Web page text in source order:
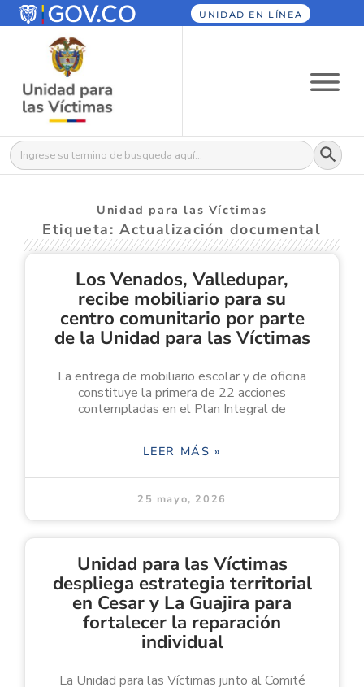
UNIDAD EN LÍNEA
Buscar: Botón
Unidad para las Víctimas
Etiqueta: Actualización documental
Los Venados, Valledupar,
recibe mobiliario para su
centro comunitario por parte
de la Unidad para las Víctimas
La entrega de mobiliario escolar y de oficina
constituye la primera de 22 acciones
contempladas en el Plan Integral de
LEER MÁS »
25 mayo, 2026
Unidad para las Víctimas
despliega estrategia territorial
en Cesar y La Guajira para
fortalecer la reparación
individual
La Unidad para las Víctimas junto al Comité